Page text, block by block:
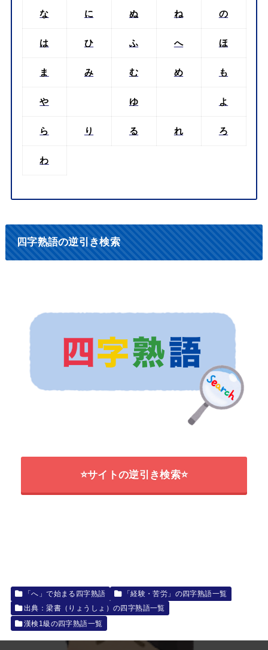
な に ぬ ね の
は ひ ふ へ ほ
ま み む め も
や ゆ よ
ら り る れ ろ
わ
四字熟語の逆引き検索
⭐サイトの逆引き検索⭐
「へ」で始まる四字熟語
「経験・苦労」の四字熟語一覧
出典：梁書（りょうしょ）の四字熟語一覧
漢検1級の四字熟語一覧